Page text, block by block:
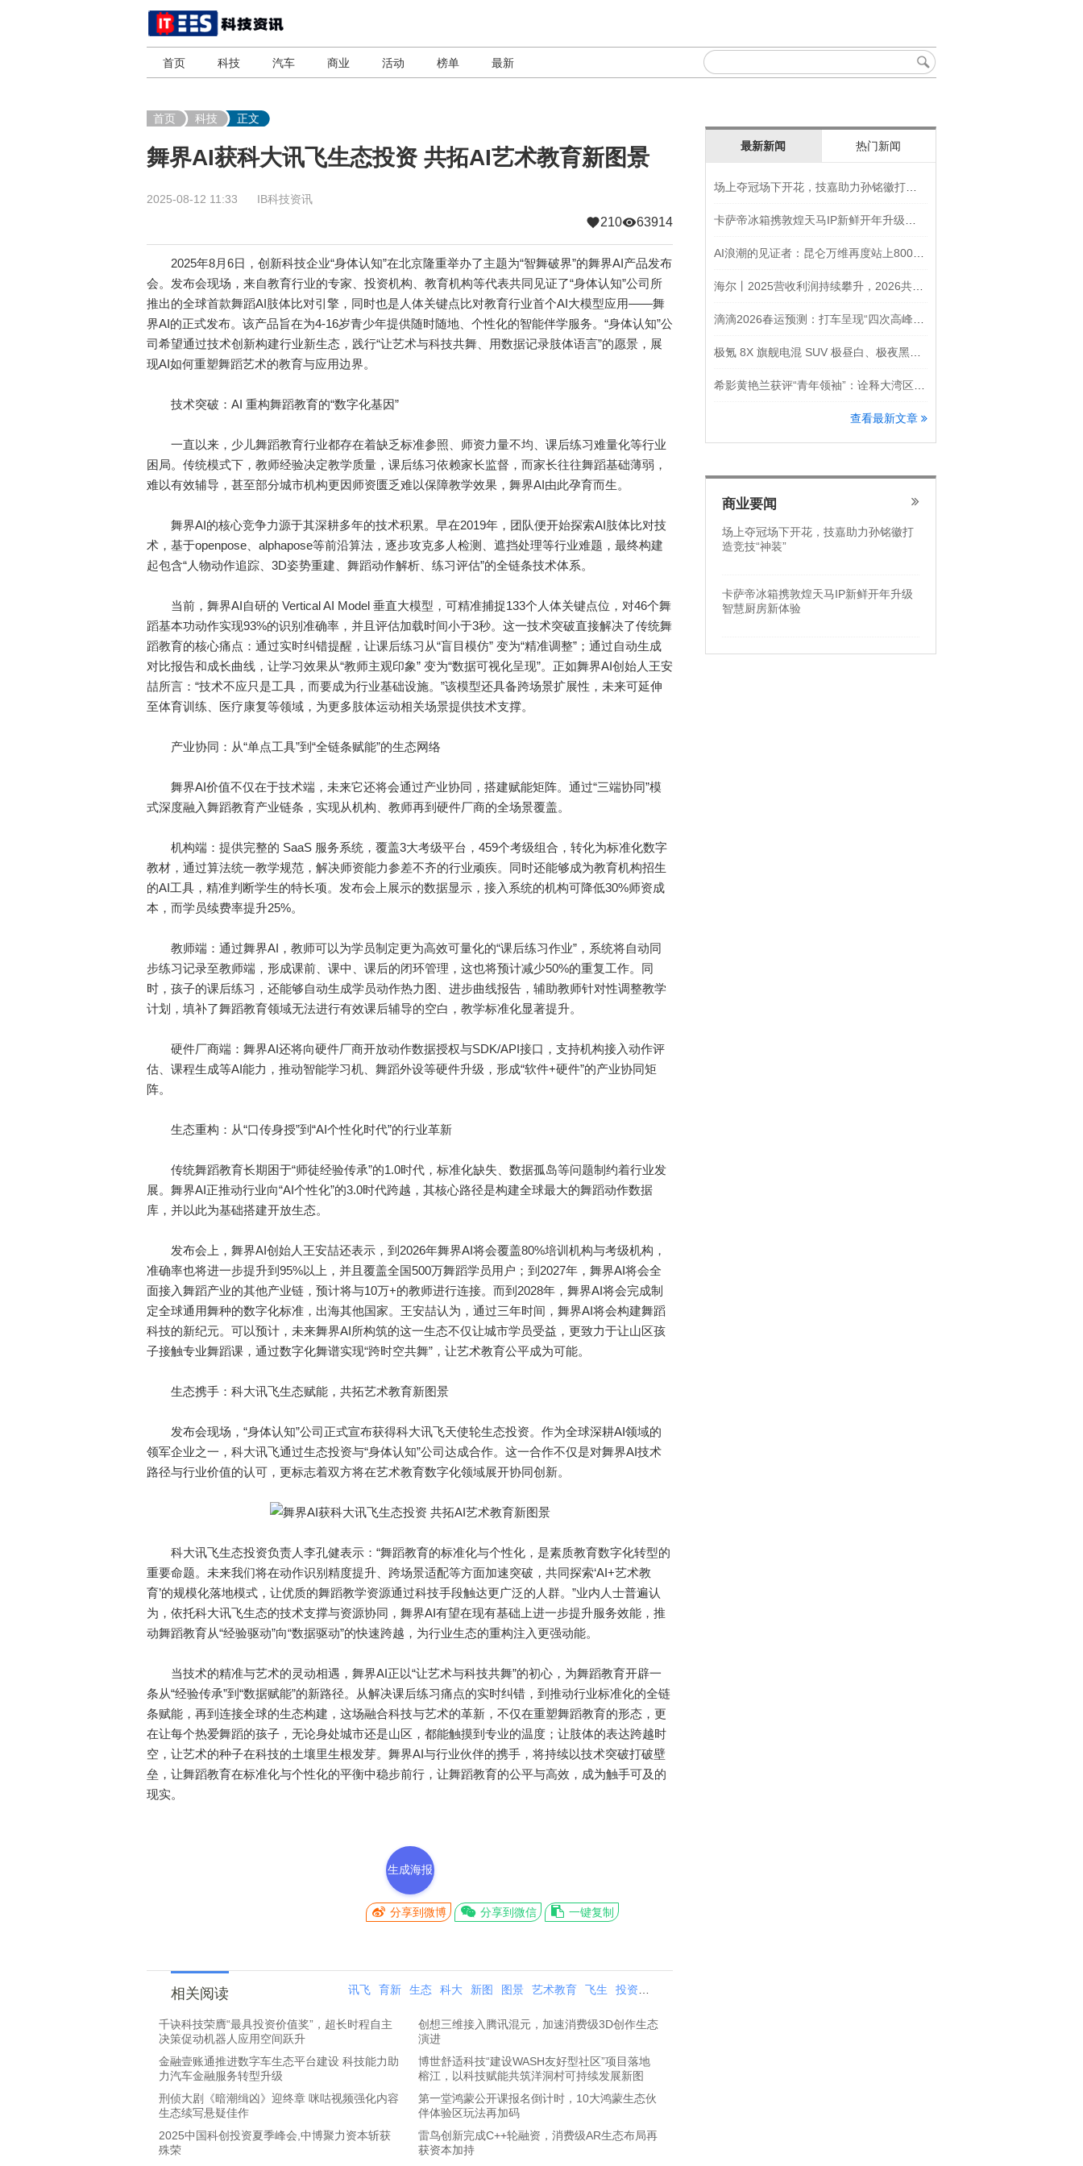
首页 科技 汽车 商业 活动 榜单 最新
首页 科技 正文
舞界AI获科大讯飞生态投资 共拓AI艺术教育新图景
2025-08-12 11:33 IB科技资讯
210 63914
2025年8月6日，创新科技企业“身体认知”在北京隆重举办了主题为“智舞破界”的舞界AI产品发布
会。发布会现场，来自教育行业的专家、投资机构、教育机构等代表共同见证了“身体认知”公司所
推出的全球首款舞蹈AI肢体比对引擎，同时也是人体关键点比对教育行业首个AI大模型应用——舞
界AI的正式发布。该产品旨在为4-16岁青少年提供随时随地、个性化的智能伴学服务。“身体认知”公
司希望通过技术创新构建行业新生态，践行“让艺术与科技共舞、用数据记录肢体语言”的愿景，展
现AI如何重塑舞蹈艺术的教育与应用边界。
技术突破：AI 重构舞蹈教育的“数字化基因”
一直以来，少儿舞蹈教育行业都存在着缺乏标准参照、师资力量不均、课后练习难量化等行业
困局。传统模式下，教师经验决定教学质量，课后练习依赖家长监督，而家长往往舞蹈基础薄弱，
难以有效辅导，甚至部分城市机构更因师资匮乏难以保障教学效果，舞界AI由此孕育而生。
舞界AI的核心竞争力源于其深耕多年的技术积累。早在2019年，团队便开始探索AI肢体比对技
术，基于openpose、alphapose等前沿算法，逐步攻克多人检测、遮挡处理等行业难题，最终构建
起包含“人物动作追踪、3D姿势重建、舞蹈动作解析、练习评估”的全链条技术体系。
当前，舞界AI自研的 Vertical AI Model 垂直大模型，可精准捕捉133个人体关键点位，对46个舞
蹈基本功动作实现93%的识别准确率，并且评估加载时间小于3秒。这一技术突破直接解决了传统舞
蹈教育的核心痛点：通过实时纠错提醒，让课后练习从“盲目模仿” 变为“精准调整”；通过自动生成
对比报告和成长曲线，让学习效果从“教师主观印象” 变为“数据可视化呈现”。正如舞界AI创始人王安
喆所言：“技术不应只是工具，而要成为行业基础设施。”该模型还具备跨场景扩展性，未来可延伸
至体育训练、医疗康复等领域，为更多肢体运动相关场景提供技术支撑。
产业协同：从“单点工具”到“全链条赋能”的生态网络
舞界AI价值不仅在于技术端，未来它还将会通过产业协同，搭建赋能矩阵。通过“三端协同”模
式深度融入舞蹈教育产业链条，实现从机构、教师再到硬件厂商的全场景覆盖。
机构端：提供完整的 SaaS 服务系统，覆盖3大考级平台，459个考级组合，转化为标准化数字
教材，通过算法统一教学规范，解决师资能力参差不齐的行业顽疾。同时还能够成为教育机构招生
的AI工具，精准判断学生的特长项。发布会上展示的数据显示，接入系统的机构可降低30%师资成
本，而学员续费率提升25%。
教师端：通过舞界AI，教师可以为学员制定更为高效可量化的“课后练习作业”，系统将自动同
步练习记录至教师端，形成课前、课中、课后的闭环管理，这也将预计减少50%的重复工作。同
时，孩子的课后练习，还能够自动生成学员动作热力图、进步曲线报告，辅助教师针对性调整教学
计划，填补了舞蹈教育领域无法进行有效课后辅导的空白，教学标准化显著提升。
硬件厂商端：舞界AI还将向硬件厂商开放动作数据授权与SDK/API接口，支持机构接入动作评
估、课程生成等AI能力，推动智能学习机、舞蹈外设等硬件升级，形成“软件+硬件”的产业协同矩
阵。
生态重构：从“口传身授”到“AI个性化时代”的行业革新
传统舞蹈教育长期困于“师徒经验传承”的1.0时代，标准化缺失、数据孤岛等问题制约着行业发
展。舞界AI正推动行业向“AI个性化”的3.0时代跨越，其核心路径是构建全球最大的舞蹈动作数据
库，并以此为基础搭建开放生态。
发布会上，舞界AI创始人王安喆还表示，到2026年舞界AI将会覆盖80%培训机构与考级机构，
准确率也将进一步提升到95%以上，并且覆盖全国500万舞蹈学员用户；到2027年，舞界AI将会全
面接入舞蹈产业的其他产业链，预计将与10万+的教师进行连接。而到2028年，舞界AI将会完成制
定全球通用舞种的数字化标准，出海其他国家。王安喆认为，通过三年时间，舞界AI将会构建舞蹈
科技的新纪元。可以预计，未来舞界AI所构筑的这一生态不仅让城市学员受益，更致力于让山区孩
子接触专业舞蹈课，通过数字化舞谱实现“跨时空共舞”，让艺术教育公平成为可能。
生态携手：科大讯飞生态赋能，共拓艺术教育新图景
发布会现场，“身体认知”公司正式宣布获得科大讯飞天使轮生态投资。作为全球深耕AI领域的
领军企业之一，科大讯飞通过生态投资与“身体认知”公司达成合作。这一合作不仅是对舞界AI技术
路径与行业价值的认可，更标志着双方将在艺术教育数字化领域展开协同创新。
科大讯飞生态投资负责人李孔健表示：“舞蹈教育的标准化与个性化，是素质教育数字化转型的
重要命题。未来我们将在动作识别精度提升、跨场景适配等方面加速突破，共同探索‘AI+艺术教
育’的规模化落地模式，让优质的舞蹈教学资源通过科技手段触达更广泛的人群。”业内人士普遍认
为，依托科大讯飞生态的技术支撑与资源协同，舞界AI有望在现有基础上进一步提升服务效能，推
动舞蹈教育从“经验驱动”向“数据驱动”的快速跨越，为行业生态的重构注入更强动能。
当技术的精准与艺术的灵动相遇，舞界AI正以“让艺术与科技共舞”的初心，为舞蹈教育开辟一
条从“经验传承”到“数据赋能”的新路径。从解决课后练习痛点的实时纠错，到推动行业标准化的全链
条赋能，再到连接全球的生态构建，这场融合科技与艺术的革新，不仅在重塑舞蹈教育的形态，更
在让每个热爱舞蹈的孩子，无论身处城市还是山区，都能触摸到专业的温度；让肢体的表达跨越时
空，让艺术的种子在科技的土壤里生根发芽。舞界AI与行业伙伴的携手，将持续以技术突破打破壁
垒，让舞蹈教育在标准化与个性化的平衡中稳步前行，让舞蹈教育的公平与高效，成为触手可及的
现实。
生成海报
分享到微博 分享到微信 一键复制
相关阅读 讯飞 育新 生态 科大 新图 图景 艺术教育 飞生 投资
千诀科技荣膺“最具投资价值奖”，超长时程自主
决策促动机器人应用空间跃升
创想三维接入腾讯混元，加速消费级3D创作生态
演进
金融壹账通推进数字车生态平台建设 科技能力助
力汽车金融服务转型升级
博世舒适科技“建设WASH友好型社区”项目落地
榕江，以科技赋能共筑洋洞村可持续发展新图
刑侦大剧《暗潮缉凶》迎终章 咪咕视频强化内容
生态续写悬疑佳作
第一堂鸿蒙公开课报名倒计时，10大鸿蒙生态伙
伴体验区玩法再加码
2025中国科创投资夏季峰会,中博聚力资本斩获
殊荣
雷鸟创新完成C++轮融资，消费级AR生态布局再
获资本加持
最新新闻 热门新闻
查看最新文章
商业要闻
场上夺冠场下开花，技嘉助力孙铭徽打
造竞技“神装”
卡萨帝冰箱携敦煌天马IP新鲜开年升级
智慧厨房新体验